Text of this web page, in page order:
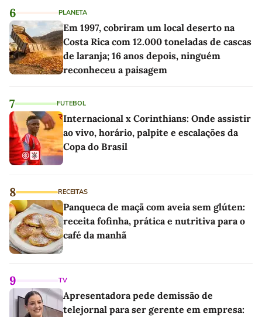
6 PLANETA
Em 1997, cobriram um local deserto na
Costa Rica com 12.000 toneladas de cascas
de laranja; 16 anos depois, ninguém
reconheceu a paisagem
7 FUTEBOL
Internacional x Corinthians: Onde assistir
ao vivo, horário, palpite e escalações da
Copa do Brasil
8 RECEITAS
Panqueca de maçã com aveia sem glúten:
receita fofinha, prática e nutritiva para o
café da manhã
9 TV
Apresentadora pede demissão de
telejornal para ser gerente em empresa: